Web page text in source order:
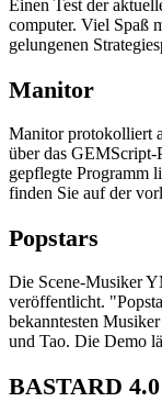
Einen Test der
computer. Viel Spaß
gelungenen
Manitor
Manitor protokolliert
über das GEMScript-
gepflegte Programm
finden Sie auf der
Popstars
Die Scene-Musiker
veröffentlicht.
bekanntesten
und Tao. Die Demo
BASTARD 4.0